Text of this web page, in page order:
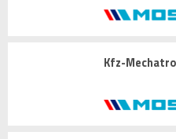
Kfz-